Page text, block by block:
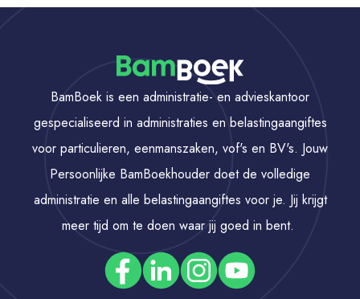
BamBoek is een administratie- en advieskantoor
gespecialiseerd in administraties en belastingaangiftes
voor particulieren, eenmanszaken, vof's en BV's. Jouw
Persoonlijke BamBoekhouder doet de volledige
administratie en alle belastingaangiftes voor je. Jij krijgt
meer tijd om te doen waar jij goed in bent.